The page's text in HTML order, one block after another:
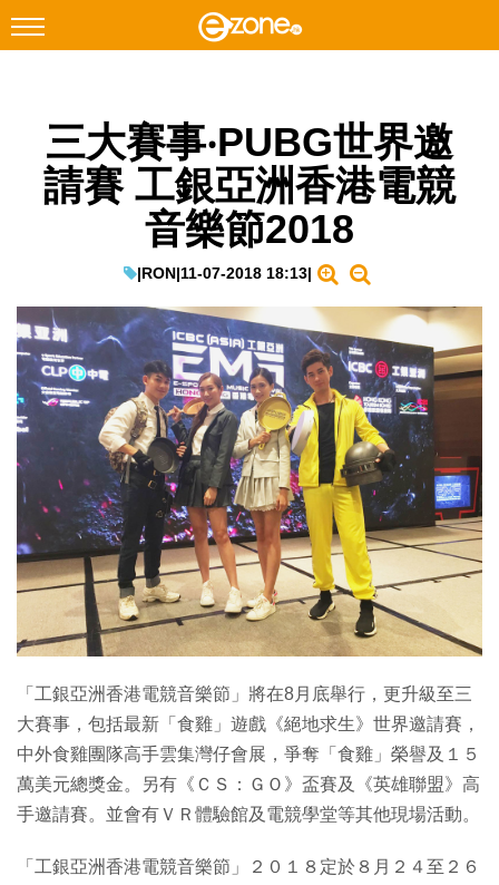
Facebook Instagram
科技焦點
教學評測
EduTech
IT Times
生成式AI與雲端應用
Enterprise Digital Transformation
三大賽事‧PUBG世界邀
請賽 工銀亞洲香港電競
音樂節2018
|RON|11-07-2018 18:13|
「工銀亞洲香港電競音樂節」將在8月底舉行，更升級至三
大賽事，包括最新「食雞」遊戲《絕地求生》世界邀請賽，
中外食雞團隊高手雲集灣仔會展，爭奪「食雞」榮譽及１５
萬美元總獎金。另有《ＣＳ：ＧＯ》盃賽及《英雄聯盟》高
手邀請賽。並會有ＶＲ體驗館及電競學堂等其他現場活動。
「工銀亞洲香港電競音樂節」２０１８定於８月２４至２６